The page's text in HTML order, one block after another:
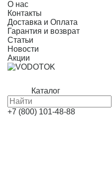
О нас
Контакты
Доставка и Оплата
Гарантия и возврат
Статьи
Новости
Акции
Каталог
+7 (800) 101-48-88